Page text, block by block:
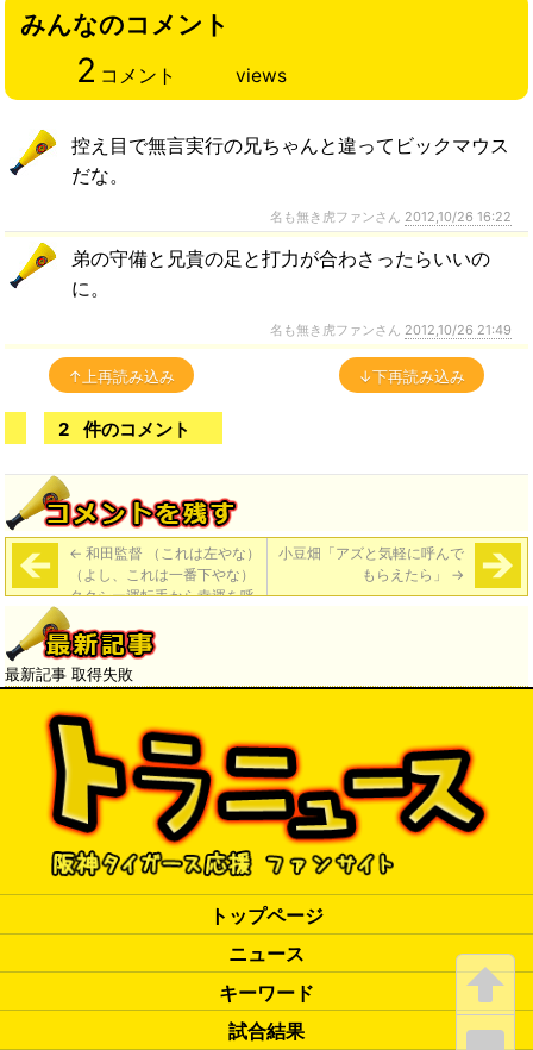
みんなのコメント
2 コメント views
控え目で無言実行の兄ちゃんと違ってビックマウス
だな。
名も無き虎ファンさん 2012,10/26 16:22
弟の守備と兄貴の足と打力が合わさったらいいの
に。
名も無き虎ファンさん 2012,10/26 21:49
↑上再読み込み ↓下再読み込み
2 件のコメント
← 和田監督 （これは左やな）
（よし、これは一番下やな）
タクシー運転手から幸運を呼
び込む暗示
小豆畑「アズと気軽に呼んで
もらえたら」 →
最新記事 取得失敗
トップページ
ニュース
キーワード
試合結果